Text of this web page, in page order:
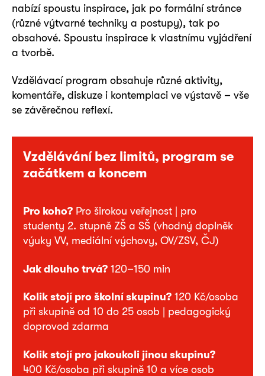
Vzdělávání bez limitů, program se
začátkem a koncem
Pro koho? Pro širokou veřejnost | pro
studenty 2. stupně ZŠ a SŠ (vhodný doplněk
výuky VV, mediální výchovy, OV/ZSV, ČJ)
Jak dlouho trvá? 120–150 min
Kolik stojí pro školní skupinu? 120 Kč/osoba
při skupině od 10 do 25 osob | pedagogický
doprovod zdarma
Kolik stojí pro jakoukoli jinou skupinu?
400 Kč/osoba při skupině 10 a více osob
nabízí spoustu inspirace, jak po formální stránce
(různé výtvarné techniky a postupy), tak po
obsahové. Spoustu inspirace k vlastnímu vyjádření
a tvorbě.
Vzdělávací program obsahuje různé aktivity,
komentáře, diskuze i kontemplaci ve výstavě – vše
se závěrečnou reflexí.